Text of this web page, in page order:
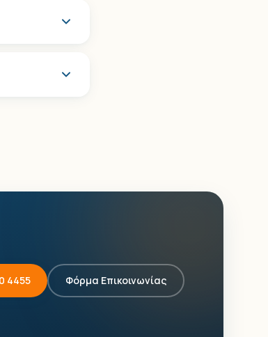
4455 Φόρμα Επικοινωνίας